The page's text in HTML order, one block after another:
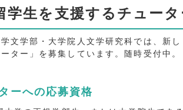
学生を支援するチュータ
文学部・大学院人文学研究科では、新
ター」を募集しています。随時受付中。
ーへの応募資格